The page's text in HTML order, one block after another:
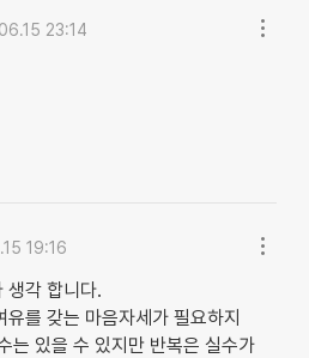
23:14
19:16
생각 합니다.
를 갖는 마음자세가 필요하지
는 있을 수 있지만 반복은 실수가